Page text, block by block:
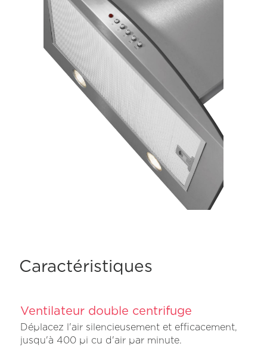
Caractéristiques
Ventilateur double centrifuge
Déplacez l'air silencieusement et efficacement,
jusqu'à 400 pi cu d'air par minute.